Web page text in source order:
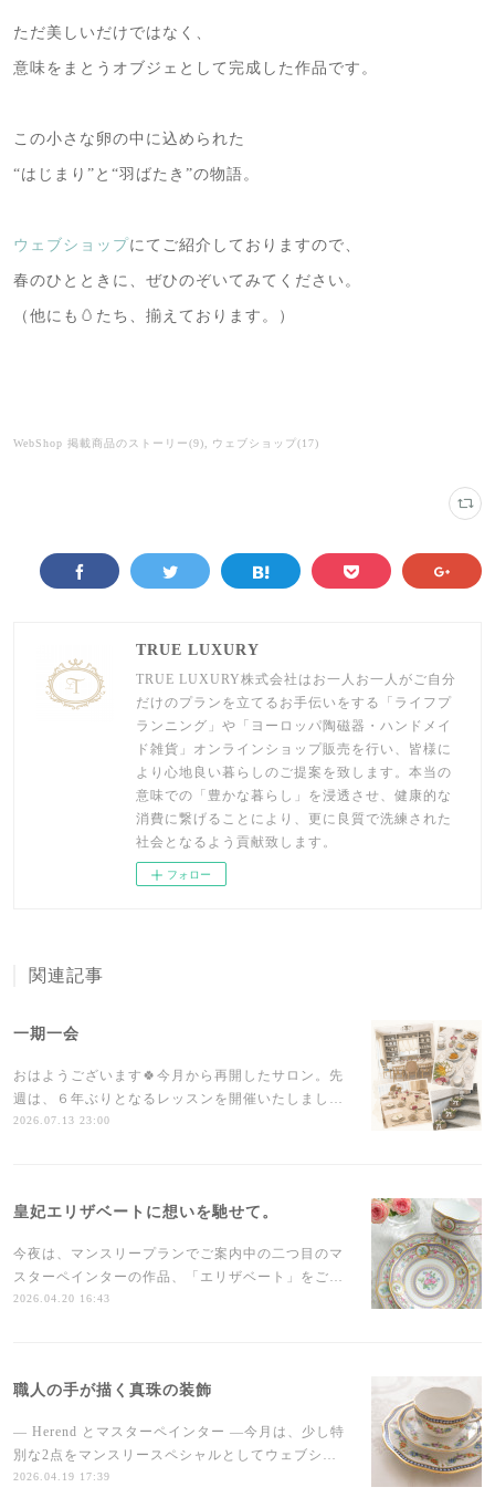
ただ美しいだけではなく、
意味をまとうオブジェとして完成した作品です。
この小さな卵の中に込められた
“はじまり”と“羽ばたき”の物語。
ウェブショップにてご紹介しておりますので、
春のひとときに、ぜひのぞいてみてください。
（他にも🥚たち、揃えております。）
WebShop 掲載商品のストーリー(9) ウェブショップ(17)
TRUE LUXURY
TRUE LUXURY株式会社はお一人お一人がご自分
だけのプランを立てるお手伝いをする「ライフプ
ランニング」や「ヨーロッパ陶磁器・ハンドメイ
ド雑貨」オンラインショップ販売を行い、皆様に
より心地良い暮らしのご提案を致します。本当の
意味での「豊かな暮らし」を浸透させ、健康的な
消費に繋げることにより、更に良質で洗練された
社会となるよう貢献致します。
フォロー
関連記事
一期一会
おはようございます🍀今月から再開したサロン。先
週は、６年ぶりとなるレッスンを開催いたしまし…
2026.07.13 23:00
皇妃エリザベートに想いを馳せて。
今夜は、マンスリープランでご案内中の二つ目のマ
スターペインターの作品、「エリザベート」をご…
2026.04.20 16:43
職人の手が描く真珠の装飾
— Herend とマスターペインター —今月は、少し特
別な2点をマンスリースペシャルとしてウェブシ…
2026.04.19 17:39